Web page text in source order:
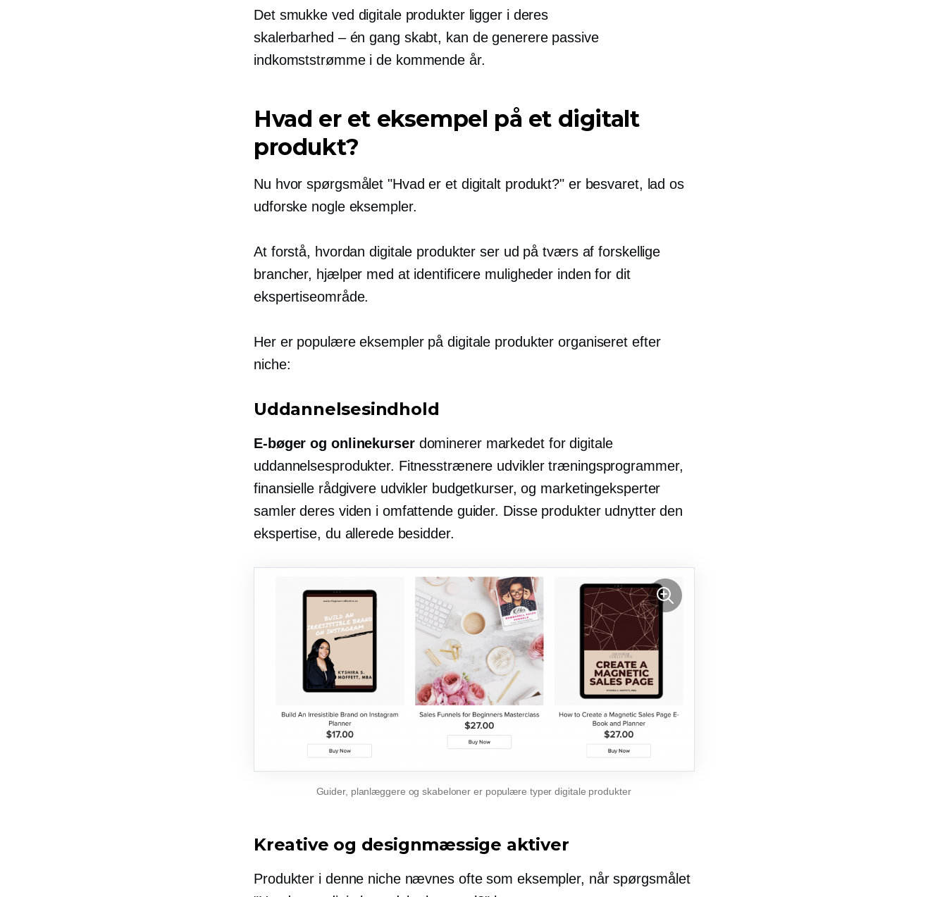
Det smukke ved digitale produkter ligger i deres
skalerbarhed – én gang skabt, kan de generere passive
indkomststrømme i de kommende år.
Hvad er et eksempel på et digitalt
produkt?
Nu hvor spørgsmålet "Hvad er et digitalt produkt?" er besvaret, lad os
udforske nogle eksempler.
At forstå, hvordan digitale produkter ser ud på tværs af forskellige
brancher, hjælper med at identificere muligheder inden for dit
ekspertiseområde.
Her er populære eksempler på digitale produkter organiseret efter
niche:
Uddannelsesindhold
E-bøger og onlinekurserdominerer markedet for digitale
uddannelsesprodukter. Fitnesstrænere udvikler træningsprogrammer,
finansielle rådgivere udvikler budgetkurser, og marketingeksperter
samler deres viden i omfattende guider. Disse produkter udnytter den
ekspertise, du allerede besidder.
Guider, planlæggere og skabeloner er populære typer digitale produkter
Kreative og designmæssige aktiver
Produkter i denne niche nævnes ofte som eksempler, når spørgsmålet